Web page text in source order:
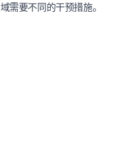
需要不同的干预措施。